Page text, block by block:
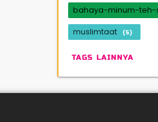
bahaya-minum-
muslimtaat (5)
TAGS LAINNYA